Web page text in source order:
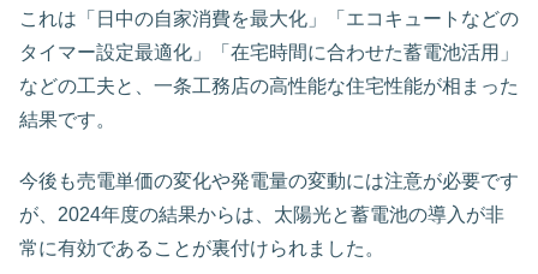
これは「日中の自家消費を最大化」「エコキュートなどの
タイマー設定最適化」「在宅時間に合わせた蓄電池活用」
などの工夫と、一条工務店の高性能な住宅性能が相まった
結果です。
今後も売電単価の変化や発電量の変動には注意が必要です
が、2024年度の結果からは、太陽光と蓄電池の導入が非
常に有効であることが裏付けられました。